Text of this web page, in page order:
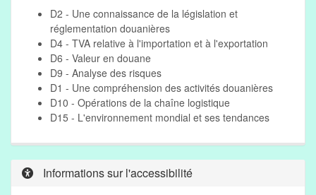
D2 - Une connaissance de la législation et
réglementation douanières
D4 - TVA relative à l'importation et à l'exportation
D6 - Valeur en douane
D9 - Analyse des risques
D1 - Une compréhension des activités douanières
D10 - Opérations de la chaîne logistique
D15 - L'environnement mondial et ses tendances
Informations sur l'accessibilité